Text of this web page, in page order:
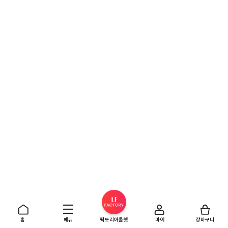
홈 메뉴 팩토리아울렛 마이 장바구니